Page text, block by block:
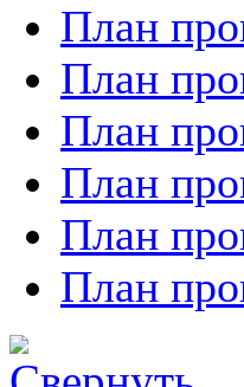
План
План
План
План
План
План